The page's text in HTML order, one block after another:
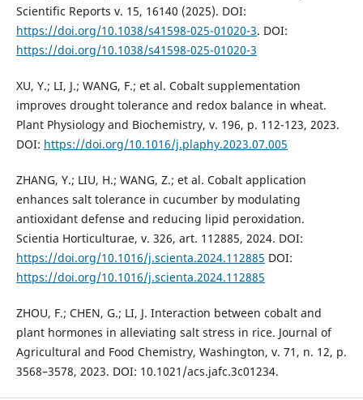
Scientific Reports v. 15, 16140 (2025). DOI:
https://doi.org/10.1038/s41598-025-01020-3. DOI:
https://doi.org/10.1038/s41598-025-01020-3
XU, Y.; LI, J.; WANG, F.; et al. Cobalt supplementation
improves drought tolerance and redox balance in wheat.
Plant Physiology and Biochemistry, v. 196, p. 112-123, 2023.
DOI: https://doi.org/10.1016/j.plaphy.2023.07.005
ZHANG, Y.; LIU, H.; WANG, Z.; et al. Cobalt application
enhances salt tolerance in cucumber by modulating
antioxidant defense and reducing lipid peroxidation.
Scientia Horticulturae, v. 326, art. 112885, 2024. DOI:
https://doi.org/10.1016/j.scienta.2024.112885 DOI:
https://doi.org/10.1016/j.scienta.2024.112885
ZHOU, F.; CHEN, G.; LI, J. Interaction between cobalt and
plant hormones in alleviating salt stress in rice. Journal of
Agricultural and Food Chemistry, Washington, v. 71, n. 12, p.
3568–3578, 2023. DOI: 10.1021/acs.jafc.3c01234.